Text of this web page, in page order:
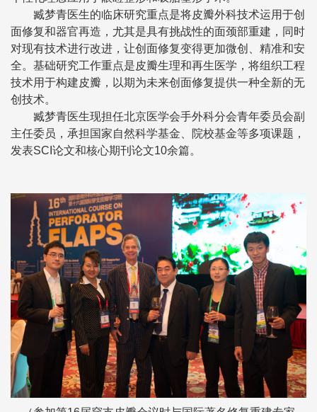
臧梦青医生的临床研究重点是将皮瓣外科技术运用于创
面修复和器官再造，尤其是具有挑战性的面颈部重建，同时
对现有技术进行改进，让创面修复变得更加微创、精准和安
全。基础研究工作重点是皮瓣生理和再生医学，将组织工程
技术用于构建皮瓣，以期为未来创面修复提供一种全新的无
创技术。
臧梦青医生现担任北京医学会手外科分会青年委员会副
主任委员，承担国家自然科学基金、院校基金等多项课题，
发表SCI论文和核心期刊论文10余篇。